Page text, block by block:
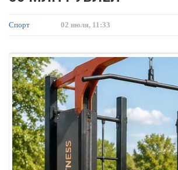
Спорт 02 июля, 11:33